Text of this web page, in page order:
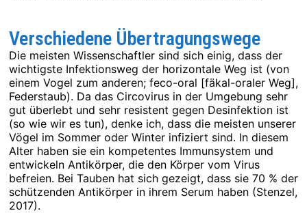
Verschiedene Übertragungswege
Die meisten Wissenschaftler sind sich einig, dass der
wichtigste Infektionsweg der horizontale Weg ist (von
einem Vogel zum anderen; feco-oral [fäkal-oraler Weg],
Federstaub). Da das Circovirus in der Umgebung sehr
gut überlebt und sehr resistent gegen Desinfektion ist
(so wie wir es tun), denke ich, dass die meisten unserer
Vögel im Sommer oder Winter infiziert sind. In diesem
Alter haben sie ein kompetentes Immunsystem und
entwickeln Antikörper, die den Körper vom Virus
befreien. Bei Tauben hat sich gezeigt, dass sie 70 % der
schützenden Antikörper in ihrem Serum haben (Stenzel,
2017).